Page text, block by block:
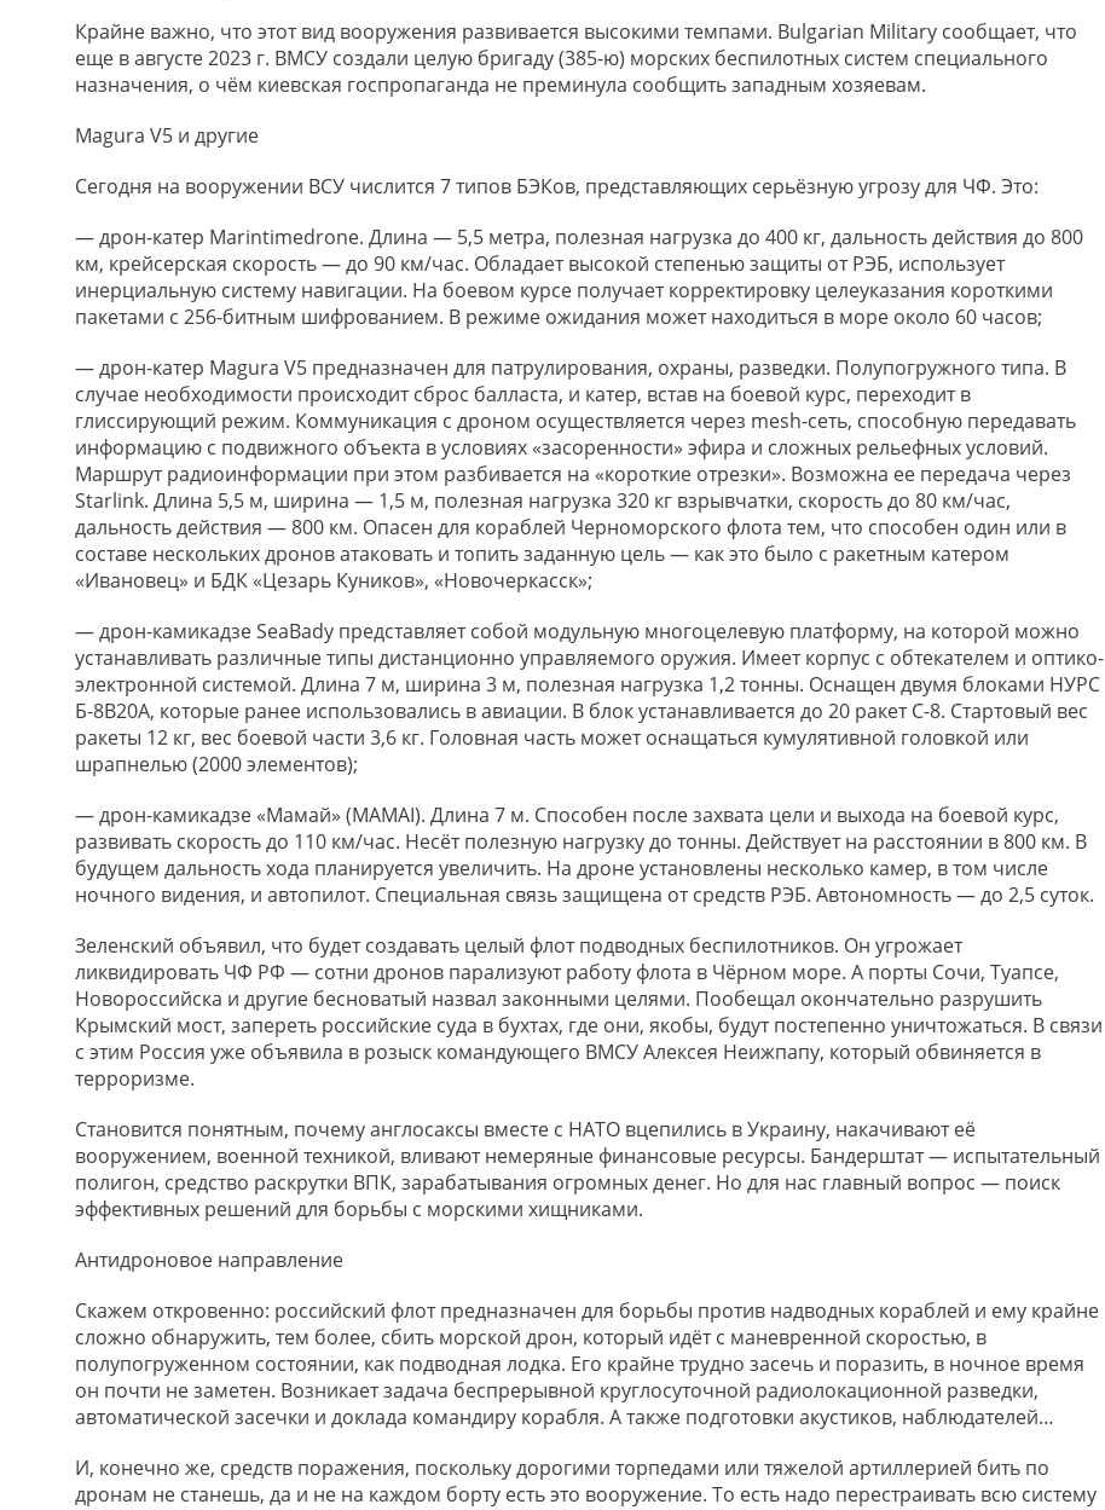
Крайне важно, что этот вид вооружения развивается высокими темпами. Bulgarian Military сообщает, что
еще в августе 2023 г. ВМСУ создали целую бригаду (385-ю) морских беспилотных систем специального
назначения, о чём киевская госпропаганда не преминула сообщить западным хозяевам.
Magura V5 и другие
Сегодня на вооружении ВСУ числится 7 типов БЭКов, представляющих серьёзную угрозу для ЧФ. Это:
— дрон-катер Marintimedrone. Длина — 5,5 метра, полезная нагрузка до 400 кг, дальность действия до 800
км, крейсерская скорость — до 90 км/час. Обладает высокой степенью защиты от РЭБ, использует
инерциальную систему навигации. На боевом курсе получает корректировку целеуказания короткими
пакетами с 256-битным шифрованием. В режиме ожидания может находиться в море около 60 часов;
— дрон-катер Magura V5 предназначен для патрулирования, охраны, разведки. Полупогружного типа. В
случае необходимости происходит сброс балласта, и катер, встав на боевой курс, переходит в
глиссирующий режим. Коммуникация с дроном осуществляется через mesh-сеть, способную передавать
информацию с подвижного объекта в условиях «засоренности» эфира и сложных рельефных условий.
Маршрут радиоинформации при этом разбивается на «короткие отрезки». Возможна ее передача через
Starlink. Длина 5,5 м, ширина — 1,5 м, полезная нагрузка 320 кг взрывчатки, скорость до 80 км/час,
дальность действия — 800 км. Опасен для кораблей Черноморского флота тем, что способен один или в
составе нескольких дронов атаковать и топить заданную цель — как это было с ракетным катером
«Ивановец» и БДК «Цезарь Куников», «Новочеркасск»;
— дрон-камикадзе SeaBady представляет собой модульную многоцелевую платформу, на которой можно
устанавливать различные типы дистанционно управляемого оружия. Имеет корпус с обтекателем и оптико-
электронной системой. Длина 7 м, ширина 3 м, полезная нагрузка 1,2 тонны. Оснащен двумя блоками НУРС
Б-8В20А, которые ранее использовались в авиации. В блок устанавливается до 20 ракет С-8. Стартовый вес
ракеты 12 кг, вес боевой части 3,6 кг. Головная часть может оснащаться кумулятивной головкой или
шрапнелью (2000 элементов);
— дрон-камикадзе «Мамай» (МАМАI). Длина 7 м. Способен после захвата цели и выхода на боевой курс,
развивать скорость до 110 км/час. Несёт полезную нагрузку до тонны. Действует на расстоянии в 800 км. В
будущем дальность хода планируется увеличить. На дроне установлены несколько камер, в том числе
ночного видения, и автопилот. Специальная связь защищена от средств РЭБ. Автономность — до 2,5 суток.
Зеленский объявил, что будет создавать целый флот подводных беспилотников. Он угрожает
ликвидировать ЧФ РФ — сотни дронов парализуют работу флота в Чёрном море. А порты Сочи, Туапсе,
Новороссийска и другие бесноватый назвал законными целями. Пообещал окончательно разрушить
Крымский мост, запереть российские суда в бухтах, где они, якобы, будут постепенно уничтожаться. В связи
с этим Россия уже объявила в розыск командующего ВМСУ Алексея Неижпапу, который обвиняется в
терроризме.
Становится понятным, почему англосаксы вместе с НАТО вцепились в Украину, накачивают её
вооружением, военной техникой, вливают немеряные финансовые ресурсы. Бандерштат — испытательный
полигон, средство раскрутки ВПК, зарабатывания огромных денег. Но для нас главный вопрос — поиск
эффективных решений для борьбы с морскими хищниками.
Антидроновое направление
Скажем откровенно: российский флот предназначен для борьбы против надводных кораблей и ему крайне
сложно обнаружить, тем более, сбить морской дрон, который идёт с маневренной скоростью, в
полупогруженном состоянии, как подводная лодка. Его крайне трудно засечь и поразить, в ночное время
он почти не заметен. Возникает задача беспрерывной круглосуточной радиолокационной разведки,
автоматической засечки и доклада командиру корабля. А также подготовки акустиков, наблюдателей…
И, конечно же, средств поражения, поскольку дорогими торпедами или тяжелой артиллерией бить по
дронам не станешь, да и не на каждом борту есть это вооружение. То есть надо перестраивать всю систему